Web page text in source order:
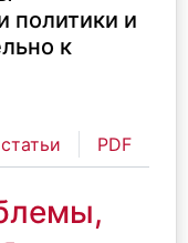
политики и
к
PDF